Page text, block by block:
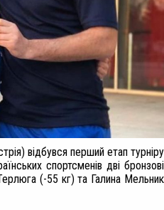
відбувся перший етап турніру
спортсменів дві бронзові
(-55 кг) та Галина Мельник